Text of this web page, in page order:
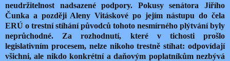
neudržitelnost nadsazené podpory. Pokusy senátora Jiřího
Čunka a později Aleny Vitáskové po jejím nástupu do čela
ERÚ o trestní stíhání původců tohoto nesmírného plýtvání byly
neprůchodné. Za rozhodnutí, které v tichosti prošlo
legislativním procesem, nelze nikoho trestně stíhat: odpovídají
všichni, ale nikdo konkrétní a daňovým poplatníkům nezbývá